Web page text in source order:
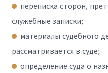
переписка сторон,
служебные записки;
материалы судебного
рассматривается в суде;
определение суда о